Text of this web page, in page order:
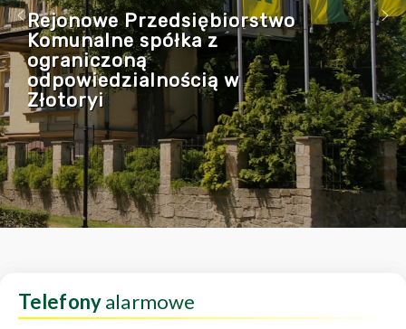
Rejonowe Przedsiębiorstwo
Komunalne spółka z
ograniczoną
odpowiedzialnością w
Złotoryi
Telefonyalarmowe